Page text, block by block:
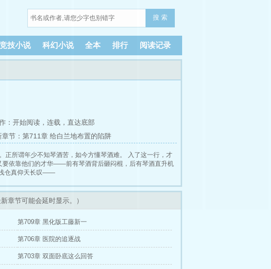
搜 索
竞技小说 科幻小说 全本 排行 阅读记录
： 开始阅读，连载， 直达底部
章节：第711章 给白兰地布置的陷阱
正所谓年少不知琴酒苦，如今方懂琴酒难。 入了这一行，才
依靠他们的才华——前有琴酒背后砸闷棍，后有琴酒直升机
浅仓真仰天长叹——
章节可能会延时显示。）
第709章 黑化版工藤新一
第706章 医院的追逐战
第703章 双面卧底这么回答